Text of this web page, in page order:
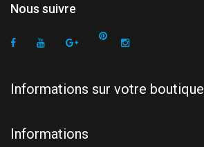
Nous suivre
Informations sur votre boutique
Informations